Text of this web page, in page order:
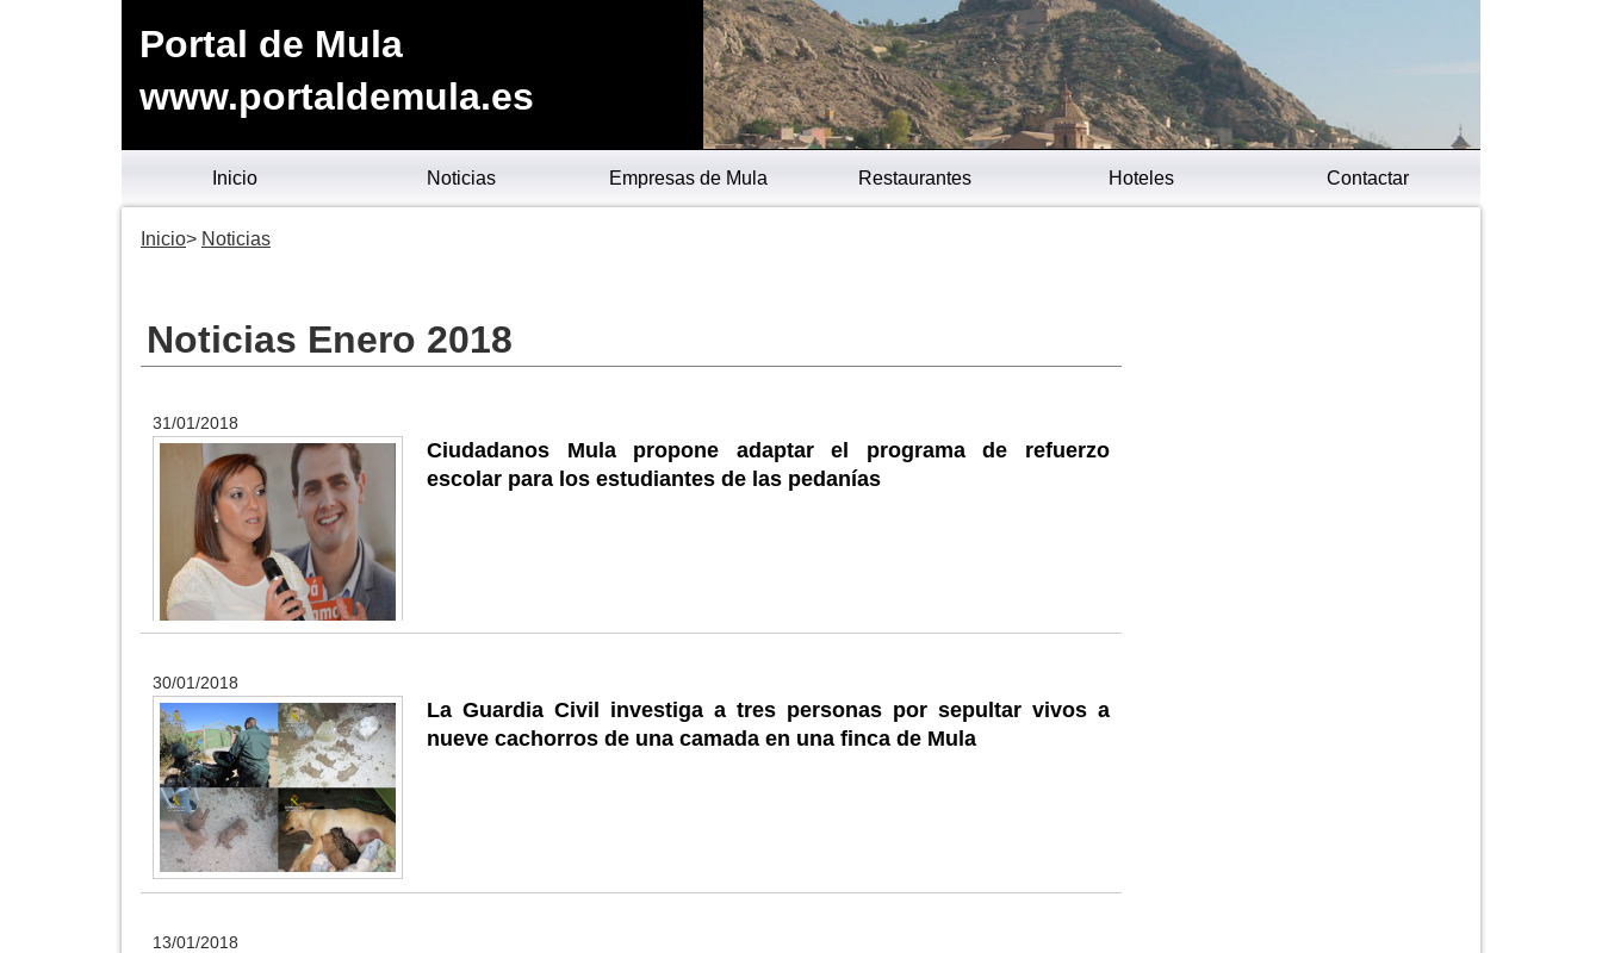
Portal de Mula
www.portaldemula.es
Inicio Noticias Empresas de Mula Restaurantes Hoteles Contactar
Inicio Noticias
Noticias Enero 2018
31/01/2018
Ciudadanos Mula propone adaptar el programa de refuerzo
escolar para los estudiantes de las pedanías
30/01/2018
La Guardia Civil investiga a tres personas por sepultar vivos a
nueve cachorros de una camada en una finca de Mula
13/01/2018